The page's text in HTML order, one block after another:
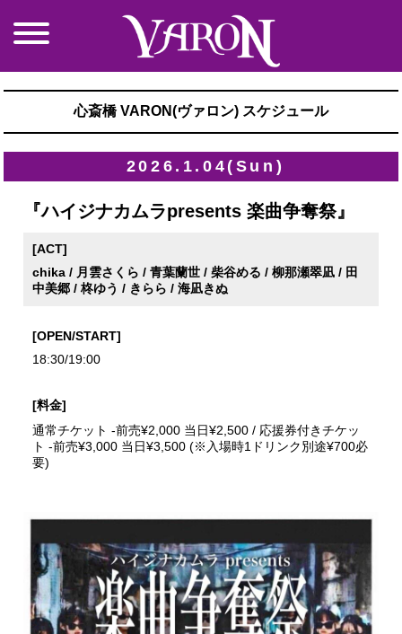
心斎橋 VARON(ヴァロン) スケジュール
2026.1.04(Sun)
『ハイジナカムラpresents 楽曲争奪祭』
[ACT]
chika / 月雲さくら / 青葉蘭世 / 柴谷める / 柳那瀬翠凪 / 田
中美郷 / 柊ゆう / きらら / 海凪きぬ
[OPEN/START]
18:30/19:00
[料金]
通常チケット -前売¥2,000 当日¥2,500 / 応援券付きチケッ
ト -前売¥3,000 当日¥3,500 (※入場時1ドリンク別途¥700必
要)